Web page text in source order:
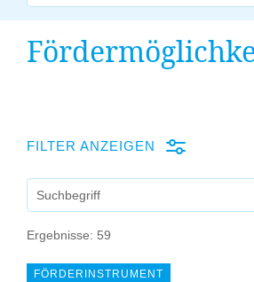
Unternehmen
Arbeitskreise
FILTER ANZEIGEN
SUCHE NACH
Ergebnisse: 59
FÖRDERINSTRUMENT